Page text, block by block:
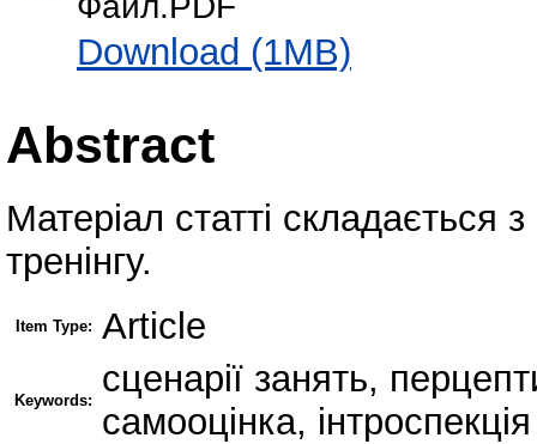
Download (1MB)
Abstract
Матеріал статті складається
тренінгу.
Item Type: Article
Keywords:
сценарії занять,
самооцінка, інтроспекція